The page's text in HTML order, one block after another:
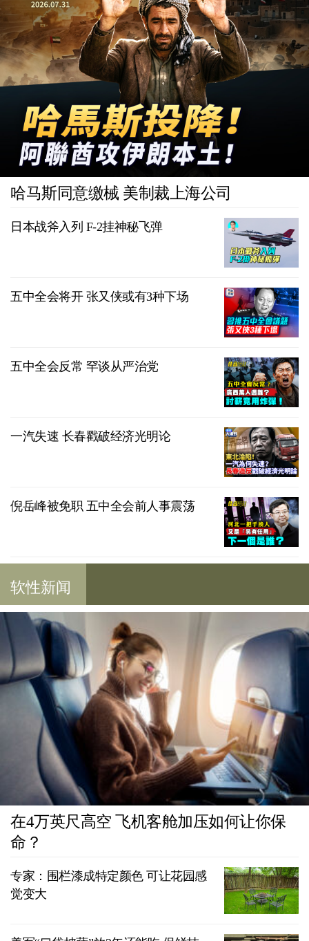
哈马斯同意缴械 美制裁上海公司
日本战斧入列 F-2挂神秘飞弹
五中全会将开 张又侠或有3种下场
五中全会反常 罕谈从严治党
一汽失速 长春戳破经济光明论
倪岳峰被免职 五中全会前人事震荡
软性新闻
在4万英尺高空 飞机客舱加压如何让你保
命？
专家：围栏漆成特定颜色 可让花园感
觉变大